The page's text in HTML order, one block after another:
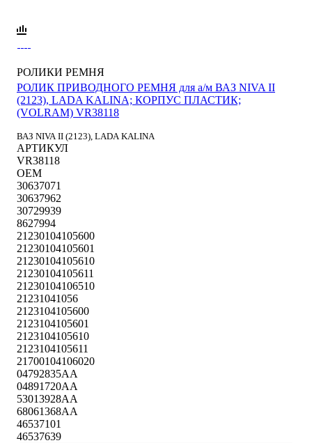
РОЛИКИ РЕМНЯ
РОЛИК ПРИВОДНОГО РЕМНЯ для а/м ВАЗ NIVA II
(2123), LADA KALINA; КОРПУС ПЛАСТИК;
(VOLRAM) VR38118
ВАЗ NIVA II (2123), LADA KALINA
АРТИКУЛ
VR38118
OEM
30637071
30637962
30729939
8627994
21230104105600
21230104105601
21230104105610
21230104105611
21230104106510
21231041056
2123104105600
2123104105601
2123104105610
2123104105611
21700104106020
04792835AA
04891720AA
53013928AA
68061368AA
46537101
46537639